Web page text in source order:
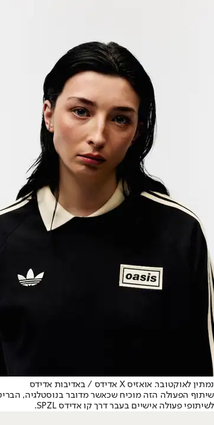
נמתין לאוקטובר. אואזיס X אדידס / באדיבות אדידס
שיתוף הפעולה הזה מוכיח שכאשר מדובר בנוסטלגיה,
לשיתופי פעולה אישיים בעבר דרך קו אדידס SPZL.